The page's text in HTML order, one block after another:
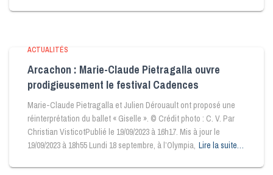
ACTUALITÉS
Arcachon : Marie-Claude Pietragalla ouvre
prodigieusement le festival Cadences
Marie-Claude Pietragalla et Julien Dérouault ont proposé une
réinterprétation du ballet « Giselle ». © Crédit photo : C. V. Par
Christian VisticotPublié le 19/09/2023 à 16h17. Mis à jour le
19/09/2023 à 18h55 Lundi 18 septembre, à l’Olympia, Lire la suite…